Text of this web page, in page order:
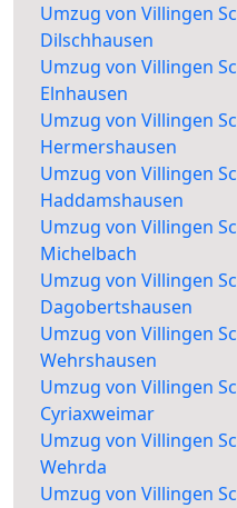
Umzug von Villingen
Dilschhausen
Umzug von Villingen
Elnhausen
Umzug von Villingen
Hermershausen
Umzug von Villingen
Haddamshausen
Umzug von Villingen
Michelbach
Umzug von Villingen
Dagobertshausen
Umzug von Villingen
Wehrshausen
Umzug von Villingen
Cyriaxweimar
Umzug von Villingen
Wehrda
Umzug von Villingen